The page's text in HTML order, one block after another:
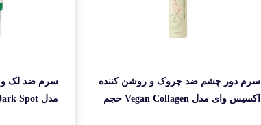
سرم دور چشم ضد چروک و روشن کننده
اکسیس وای مدل Vegan Collagen حجم
سرم ضد لک و
مدل Dark Spot حجم 50 میلی لیتر